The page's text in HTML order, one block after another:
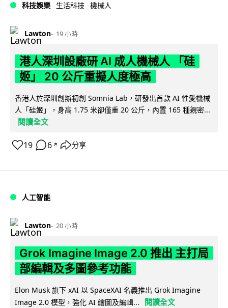
科技娛樂 生活科技 機械人
Lawton 19 小時
港人深圳設廠研 AI 成人機械人 「硅
姬」 20 公斤重擬人度極高
香港人於深圳創辦初創 Somnia Lab，研發出首款 AI 性愛機械
人「硅姬」，身高 1.75 米卻僅重 20 公斤，內置 165 種親密...
閱讀全文
19 6 ↗ 分享
人工智能
Lawton 20 小時
Grok Imagine Image 2.0 推出 主打局
部編輯及多圖參考功能
Elon Musk 旗下 xAI 以 SpaceXAI 名義推出 Grok Imagine
Image 2.0 模型，強化 AI 繪圖及編輯...
閱讀全文